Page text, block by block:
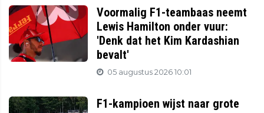
Voormalig F1-teambaas neemt
Lewis Hamilton onder vuur:
'Denk dat het Kim Kardashian
bevalt'
05 augustus 2026 10:01
F1-kampioen wijst naar grote